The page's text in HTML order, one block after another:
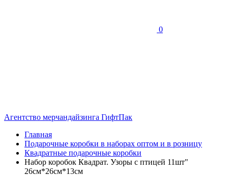
0
Агентство мерчандайзинга ГифтПак
Главная
Подарочные коробки в наборах оптом и в розницу
Квадратные подарочные коробки
Набор коробок Квадрат. Узоры с птицей 11шт"
26см*26см*13см